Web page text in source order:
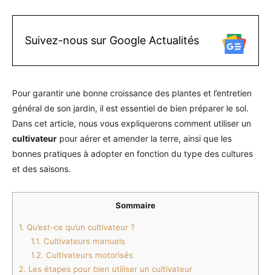
Suivez-nous sur Google Actualités
Pour garantir une bonne croissance des plantes et l’entretien
général de son jardin, il est essentiel de bien préparer le sol.
Dans cet article, nous vous expliquerons comment utiliser un
cultivateur pour aérer et amender la terre, ainsi que les
bonnes pratiques à adopter en fonction du type des cultures
et des saisons.
Sommaire
1. Qu’est-ce qu’un cultivateur ?
1.1. Cultivateurs manuels
1.2. Cultivateurs motorisés
2. Les étapes pour bien utiliser un cultivateur